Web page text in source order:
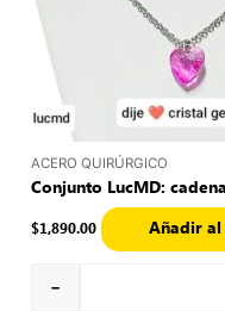
ACERO QUIRÚRGICO
Conjunto LucMD:
$1,890.00
-
Añadir